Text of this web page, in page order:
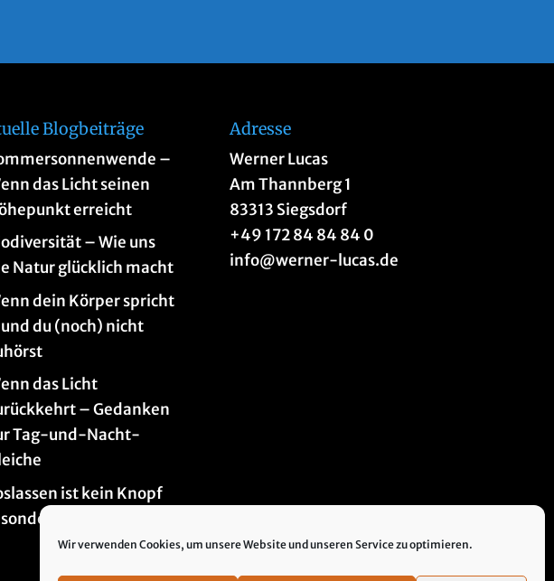
Wir verwenden Cookies, um unsere Website und unseren Service zu optimieren.
Blogbeiträge
–
das Licht seinen
erreicht
– Wie uns
Natur glücklich macht
dein Körper spricht
du (noch) nicht
das Licht
– Gedanken
Tag-und-Nacht-
ist kein Knopf
ein Weg
Adresse
Werner Lucas
Am Thannberg 1
83313 Siegsdorf
+49 172 84 84 84 0
info@werner-lucas.de